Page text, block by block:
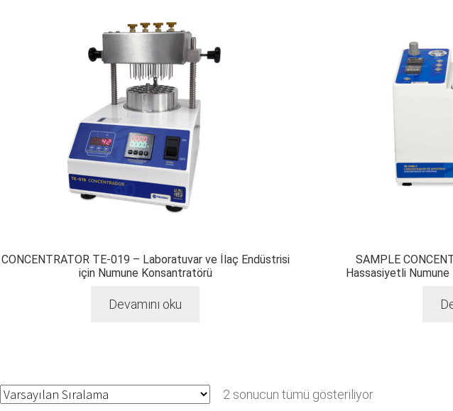
CONCENTRATOR TE-019 – Laboratuvar ve İlaç Endüstrisi
için Numune Konsantratörü
Devamını oku
SAMPLE
Hassasiyetli
2 sonucun tümü gösteriliyor